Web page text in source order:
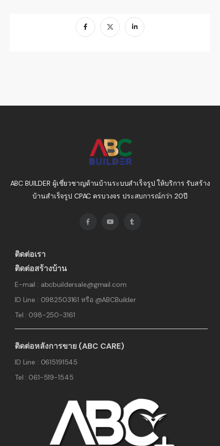
ABC BUILDER ผู้เชี่ยวชาญด้านบ้านระบบสำเร็จรูป ให้บริการ รับสร้าง
บ้านสำเร็จรูป CPAC ครบวงจร ประสบการณ์กว่า 20ปี
ติดต่อเรา
ติดต่อสร้างบ้าน
E-mail : abcbuildersale@gmail.com
ID Line : 0982503161 หรือ @ABCBuilder
Tel : 098-250-3161
ติดต่อหลังการขาย (ABC CARE)
ID Line : 0615191545
Tel : 061-519-1545